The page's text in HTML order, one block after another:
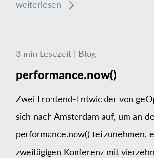
weiterlesen
3 min Lesezeit | Blog
performance.now()
Zwei Frontend-Entwickler von
sich nach Amsterdam auf, um an
performance.now() teilzunehmen,
zweitägigen Konferenz mit vierzehn